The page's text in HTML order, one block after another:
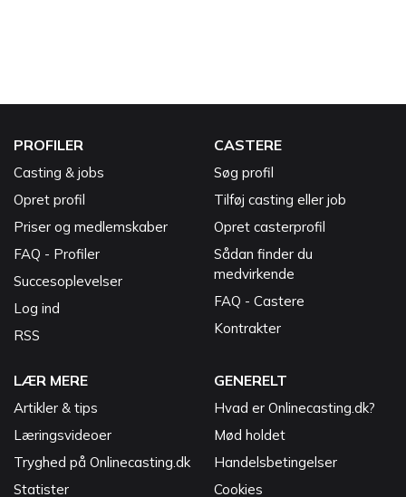
PROFILER
Casting & jobs
Opret profil
Priser og medlemskaber
FAQ - Profiler
Succesoplevelser
Log ind
RSS
CASTERE
Søg profil
Tilføj casting eller job
Opret casterprofil
Sådan finder du
medvirkende
FAQ - Castere
Kontrakter
LÆR MERE
Artikler & tips
Læringsvideoer
Tryghed på Onlinecasting.dk
Statister
GENERELT
Hvad er Onlinecasting.dk?
Mød holdet
Handelsbetingelser
Cookies